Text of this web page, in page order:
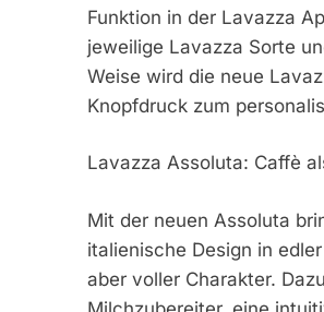
Funktion in der Lavazza
jeweilige Lavazza Sorte
Weise wird die neue
Knopfdruck zum
Lavazza Assoluta: Caffè
Mit der neuen Assoluta
italienische Design in
aber voller Charakter.